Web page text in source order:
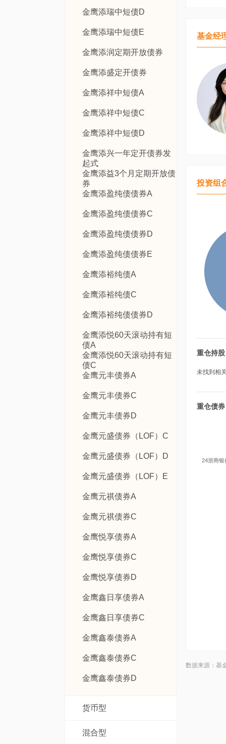
金鹰添瑞中短债D
金鹰添瑞中短债E
金鹰添润定期开放债券
金鹰添盛定开债券
金鹰添祥中短债A
金鹰添祥中短债C
金鹰添祥中短债D
金鹰添兴一年定开债券发
起式
金鹰添益3个月定期开放债
券
金鹰添盈纯债债券A
金鹰添盈纯债债券C
金鹰添盈纯债债券D
金鹰添盈纯债债券E
金鹰添裕纯债A
金鹰添裕纯债C
金鹰添裕纯债债券D
金鹰添悦60天滚动持有短
债A
金鹰添悦60天滚动持有短
债C
金鹰元丰债券A
金鹰元丰债券C
金鹰元丰债券D
金鹰元盛债券（LOF）C
金鹰元盛债券（LOF）D
金鹰元盛债券（LOF）E
金鹰元祺债券A
金鹰元祺债券C
金鹰悦享债券A
金鹰悦享债券C
金鹰悦享债券D
金鹰鑫日享债券A
金鹰鑫日享债券C
金鹰鑫泰债券A
金鹰鑫泰债券C
金鹰鑫泰债券D
货币型
混合型
基金经
投资组
重仓持股
未找到相
重仓债券
24浙商银
数据来源：基